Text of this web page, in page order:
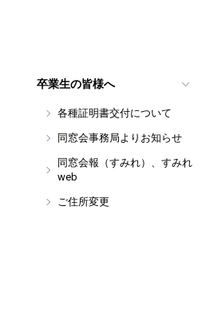
卒業生の皆様へ
各種証明書交付について
同窓会事務局よりお知らせ
同窓会報（すみれ）、すみれ
web
ご住所変更